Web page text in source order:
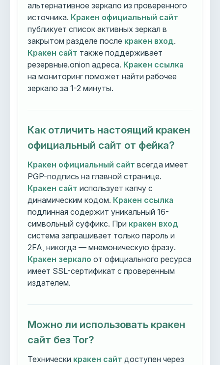
альтернативное зеркало из проверенного
источника. Кракен официальный сайт
публикует список активных зеркал в
закрытом разделе после кракен вход.
Кракен сайт также поддерживает
резервные.onion адреса. Кракен ссылка
на мониторинг поможет найти рабочее
зеркало за 1-2 минуты.
Как отличить настоящий кракен
официальный сайт от фейка?
Кракен официальный сайт всегда имеет
PGP-подпись на главной странице.
Кракен сайт использует капчу с
динамическим кодом. Кракен ссылка
подлинная содержит уникальный 16-
символьный суффикс. При кракен вход
система запрашивает только пароль и
2FA, никогда — мнемоническую фразу.
Кракен зеркало от официального ресурса
имеет SSL-сертификат с проверенным
издателем.
Можно ли использовать кракен
сайт без Tor?
Технически кракен сайт доступен через